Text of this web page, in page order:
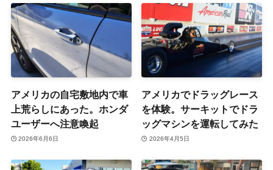
アメリカの自宅敷地内で車
上荒らしにあった。ホンダ
ユーザーへ注意喚起
2026年6月6日
アメリカでドラッグレース
を体験。サーキットでドラ
ッグマシンを運転してみた
2026年4月5日